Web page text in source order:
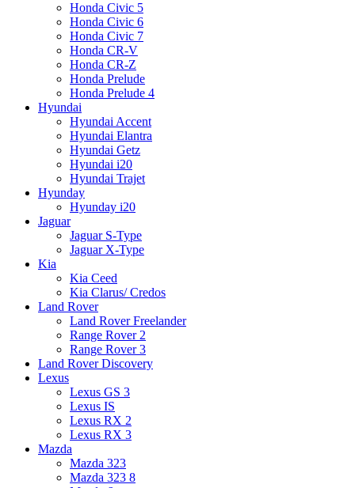
Honda Civic 5
Honda Civic 6
Honda Civic 7
Honda CR-V
Honda CR-Z
Honda Prelude
Honda Prelude 4
Hyundai
Hyundai Accent
Hyundai Elantra
Hyundai Getz
Hyundai i20
Hyundai Trajet
Hyunday
Hyunday i20
Jaguar
Jaguar S-Type
Jaguar X-Type
Kia
Kia Ceed
Kia Clarus/ Credos
Land Rover
Land Rover Freelander
Range Rover 2
Range Rover 3
Land Rover Discovery
Lexus
Lexus GS 3
Lexus IS
Lexus RX 2
Lexus RX 3
Mazda
Mazda 323
Mazda 323 8